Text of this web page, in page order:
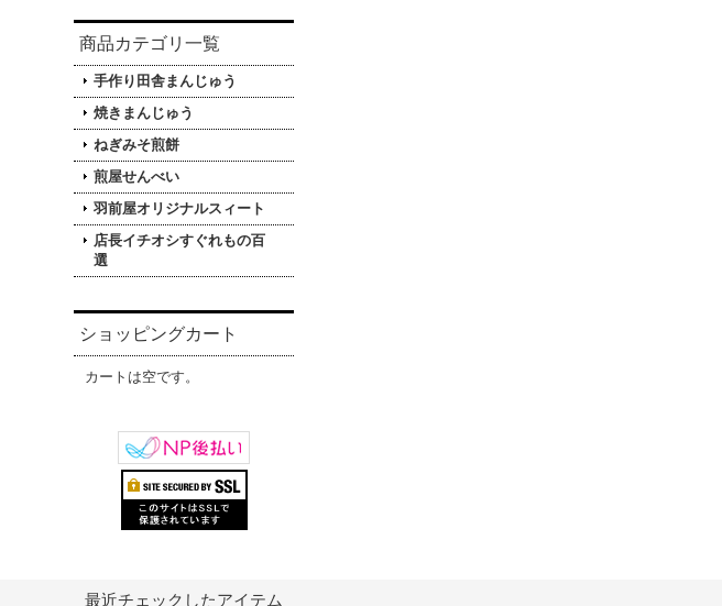
商品カテゴリ一覧
手作り田舎まんじゅう
焼きまんじゅう
ねぎみそ煎餅
煎屋せんべい
羽前屋オリジナルスィート
店長イチオシすぐれもの百
選
ショッピングカート
カートは空です。
最近チェックしたアイテム